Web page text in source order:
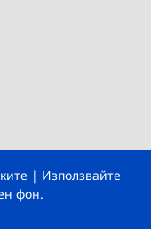
| Използвайте
фон.